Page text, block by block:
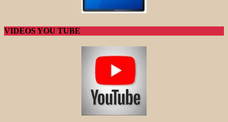
VIDEOS YOU TUBE